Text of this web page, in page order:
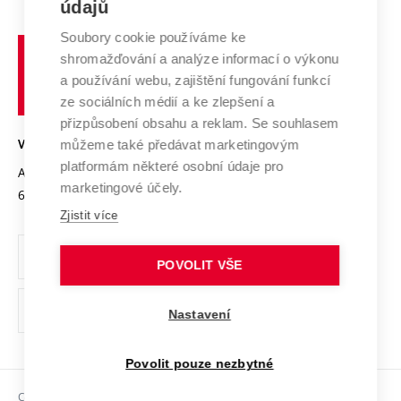
Systém zajišťování kvality výzkumu
Výzkumné infrastruktury
Transfer znalostí
Open Science
Projekty
Projekty ze strukturálních fondů
Specifický výzkum
Zahraniční spolupráce
Spolupráce se školami
Služby univerzity
Mezinárodní dohody
Univerzitní sítě
Profil univerzity
Udržitelná univerzita
Podnikavá univerzita / ContriBUTe
Bezpečná univerzita
Vyznamenání
Organizační struktura
Ochrana osobních údajů
odkaz)
učení
technické
VYSOKÉ UČENÍ TECHNICKÉ V BRNĚ
Antonínská 548/1
602 00 Brno
www.vut.cz
vut@vutbr.cz
Copyright © 2026 VUT
údajů
Soubory cookie používáme ke
shromažďování a analýze informací o výkonu
a používání webu, zajištění fungování funkcí
ze sociálních médií a ke zlepšení a
přizpůsobení obsahu a reklam. Se souhlasem
můžeme také předávat marketingovým
platformám některé osobní údaje pro
marketingové účely.
Zjistit více
POVOLIT VŠE
Nastavení
Povolit pouze nezbytné